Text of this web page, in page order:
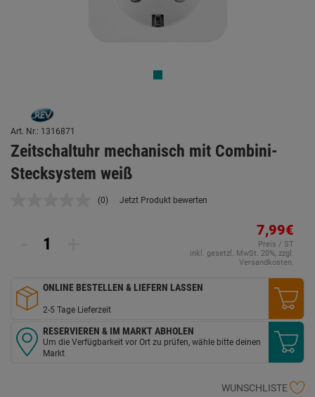
Art. Nr.: 1316871
Zeitschaltuhr mechanisch mit Combini-
Stecksystem weiß
Kein
(0) Jetzt Produkt bewerten
7,99€
Preis / ST
inkl. gesetzl. MwSt. 20%, zzgl.
Versandkosten.
ONLINE BESTELLEN & LIEFERN LASSEN
2-5 Tage Lieferzeit
RESERVIEREN & IM MARKT ABHOLEN
Um die Verfügbarkeit vor Ort zu prüfen, wähle bitte deinen
Markt
WUNSCHLISTE